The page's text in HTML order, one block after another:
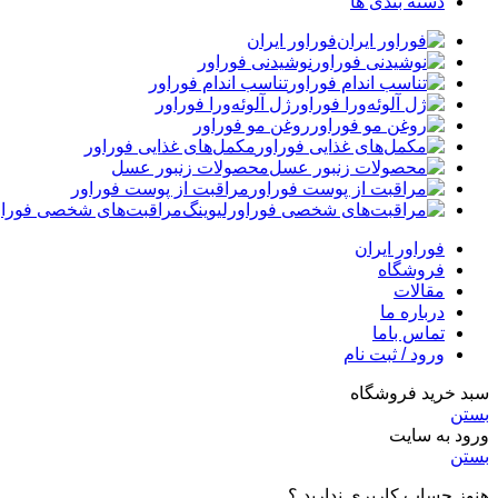
فوراور ایران
نوشیدنی فوراور
تناسب اندام فوراور
ژل آلوئه‌ورا فوراور
روغن مو فوراور
مکمل‌های غذایی فوراور
محصولات زنبور عسل
مراقبت از پوست فوراور
مراقبت‌های شخصی
فوراور ایران
فروشگاه
مقالات
درباره ما
تماس باما
ورود / ثبت نام
سبد خرید فروشگاه
بستن
ورود به سایت
بستن